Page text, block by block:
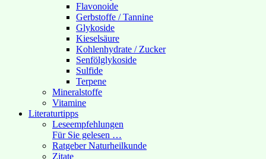
Flavonoide
Gerbstoffe / Tannine
Glykoside
Kieselsäure
Kohlenhydrate / Zucker
Senfölglykoside
Sulfide
Terpene
Mineralstoffe
Vitamine
Literaturtipps
Leseempfehlungen
Für Sie gelesen …
Ratgeber Naturheilkunde
Zitate